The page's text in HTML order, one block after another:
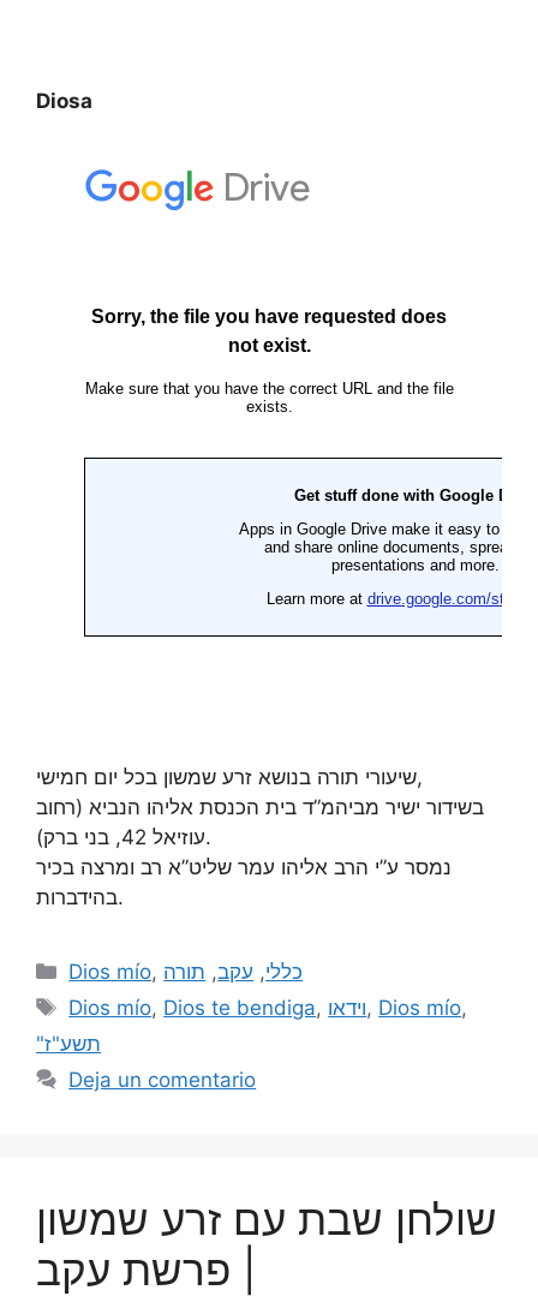
Diosa
שיעורי תורה בנושא זרע שמשון בכל יום חמישי,
בשידור ישיר מביהמ”ד בית הכנסת אליהו הנביא (רחוב
עוזיאל 42, בני ברק).
נמסר ע”י הרב אליהו עמר שליט”א רב ומרצה בכיר
בהידברות.
Dios mío, כללי, עקב, תורה
Dios mío, Dios te bendiga, וידאו, Dios mío,
"תשע"ז
Deja un comentario
שולחן שבת עם זרע שמשון
| פרשת עקב